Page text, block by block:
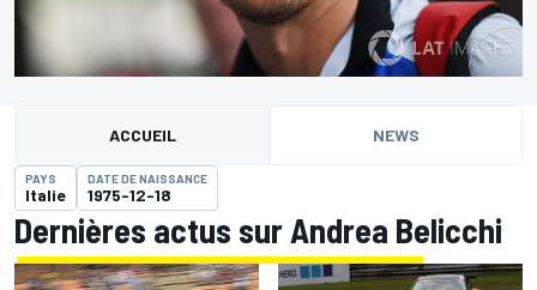
ACCUEIL NEWS
PAYS
Italie
DATE DE NAISSANCE
1975-12-18
Dernières actus sur Andrea Belicchi